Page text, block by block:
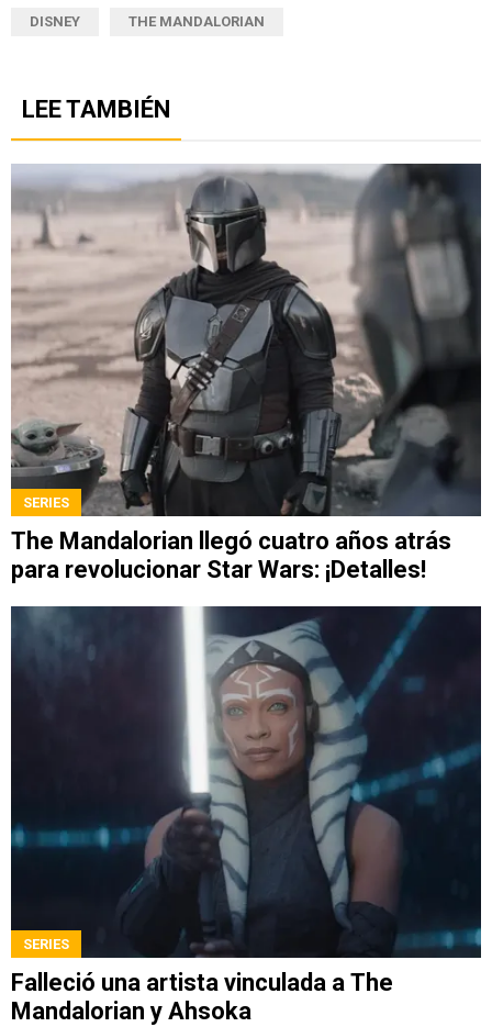
DISNEY THE MANDALORIAN
LEE TAMBIÉN
SERIES
The Mandalorian llegó cuatro años atrás
para revolucionar Star Wars: ¡Detalles!
SERIES
Falleció una artista vinculada a The
Mandalorian y Ahsoka